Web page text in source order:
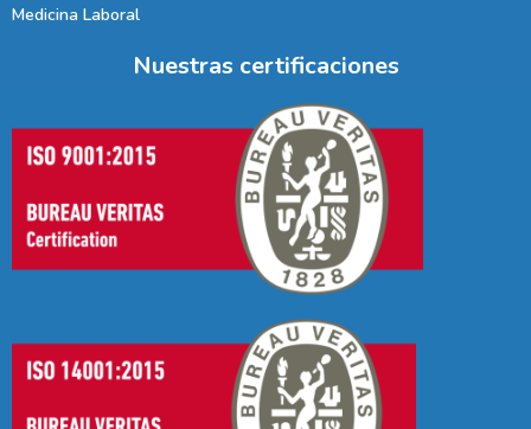
Medicina Laboral
Nuestras certificaciones